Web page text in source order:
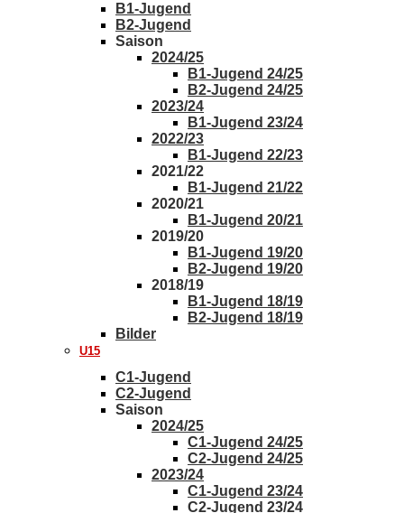
B1-Jugend
B2-Jugend
Saison
2024/25
B1-Jugend 24/25
B2-Jugend 24/25
2023/24
B1-Jugend 23/24
2022/23
B1-Jugend 22/23
2021/22
B1-Jugend 21/22
2020/21
B1-Jugend 20/21
2019/20
B1-Jugend 19/20
B2-Jugend 19/20
2018/19
B1-Jugend 18/19
B2-Jugend 18/19
Bilder
U15
C1-Jugend
C2-Jugend
Saison
2024/25
C1-Jugend 24/25
C2-Jugend 24/25
2023/24
C1-Jugend 23/24
C2-Jugend 23/24